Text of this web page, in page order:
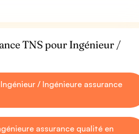
TNS pour Ingénieur /
/ Ingénieure assurance
assurance qualité en